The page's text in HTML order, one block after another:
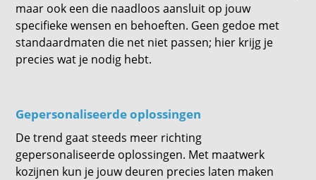
maar ook een die naadloos aansluit op jouw
specifieke wensen en behoeften. Geen gedoe met
standaardmaten die net niet passen; hier krijg je
precies wat je nodig hebt.
Gepersonaliseerde oplossingen
De trend gaat steeds meer richting
gepersonaliseerde oplossingen. Met maatwerk
kozijnen kun je jouw deuren precies laten maken